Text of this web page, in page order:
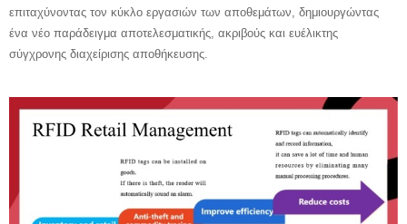
επιταχύνοντας τον κύκλο εργασιών των αποθεμάτων, δημιουργώντας
ένα νέο παράδειγμα αποτελεσματικής, ακριβούς και ευέλικτης
σύγχρονης διαχείρισης αποθήκευσης.